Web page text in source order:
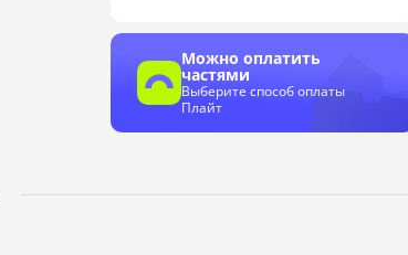
Можно оплатить
частями
Выберите способ оплаты
Плайт